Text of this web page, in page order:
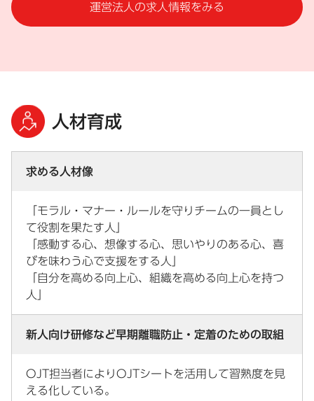
運営法人の求人情報をみる
人材育成
求める人材像
「モラル・マナー・ルールを守りチームの一員とし
て役割を果たす人」
「感動する心、想像する心、思いやりのある心、喜
びを味わう心で支援をする人」
「自分を高める向上心、組織を高める向上心を持つ
人」
新人向け研修など早期離職防止・定着のための取組
OJT担当者によりOJTシートを活用して習熟度を見
える化している。